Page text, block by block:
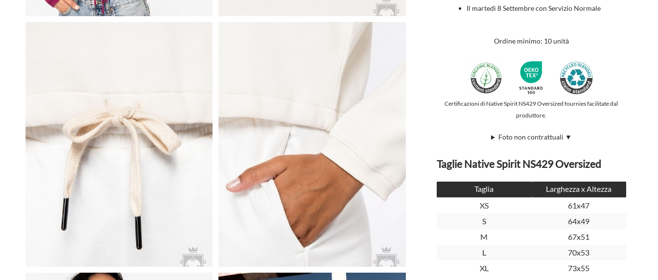
Il martedì 8 Settembre con Servizio Normale
Ordine minimo: 10 unità
Certificazioni di Native Spirit NS429 Oversized fournies facilitate dal
produttore.
Foto non contrattuali ▼
Taglie Native Spirit NS429 Oversized
Taglia
Larghezza x Altezza
XS
61x47
S
64x49
M
67x51
L
70x53
XL
73x55